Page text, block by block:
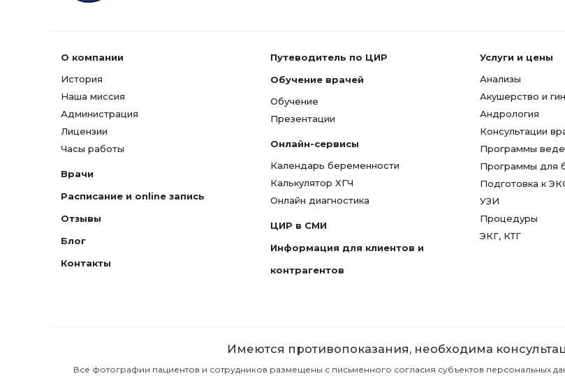
О компании
История
Наша миссия
Администрация
Лицензии
Часы работы
Врачи
Расписание и online запись
Отзывы
Блог
Контакты
Путеводитель по ЦИР
Обучение врачей
Обучение
Презентации
Онлайн-сервисы
Календарь беременности
Калькулятор ХГЧ
Онлайн диагностика
ЦИР в СМИ
Информация для клиентов и
контрагентов
Услуги и цены
Анализы
Акушерство и
Андрология
Консультации
Программы
Программы для
Подготовка к
УЗИ
Процедуры
ЭКГ, КТГ
Имеются противопоказания, необходима
Все фотографии пациентов и сотрудников размещены с письменного согласия субъектов персональных